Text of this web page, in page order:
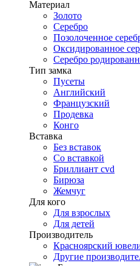
Материал
Золото
Серебро
Позолоченное
Оксидированное
Серебро
Тип замка
Пусеты
Английский
Французский
Продевка
Конго
Вставка
Без вставок
Со вставкой
Бриллиант cvd
Бирюза
Жемчуг
Для кого
Для взрослых
Для детей
Производитель
Красноярский
Другие